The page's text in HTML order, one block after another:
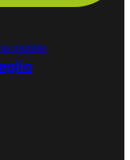
mobile